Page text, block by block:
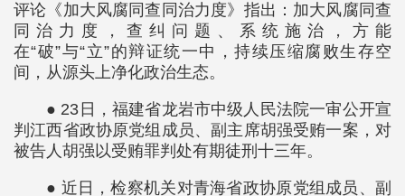
评论《加大风腐同查同治力度》指出：加大风腐同查
同治力度，查纠问题、系统施治，方能
在“破”与“立”的辩证统一中，持续压缩腐败生存空
间，从源头上净化政治生态。
● 23日，福建省龙岩市中级人民法院一审公开宣
判江西省政协原党组成员、副主席胡强受贿一案，对
被告人胡强以受贿罪判处有期徒刑十三年。
● 近日，检察机关对青海省政协原党组成员、副